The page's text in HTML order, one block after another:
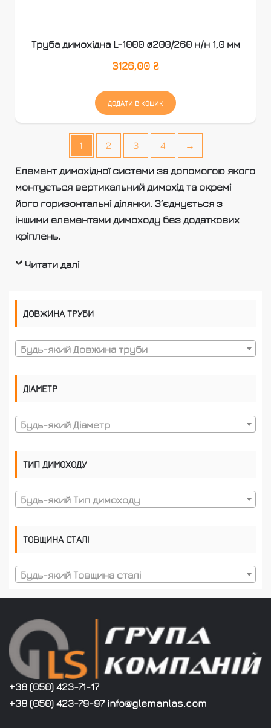
Труба димохідна L-1000 ø200/260 н/н 1,0 мм
3126,00 ₴
ДОДАТИ В КОШИК
1 2 3 4 →
Елемент димохідної системи за допомогою якого
монтується вертикальний димохід та окремі
його горизонтальні ділянки. З’єднується з
іншими елементами димоходу без додаткових
кріплень.
Читати далі
ДОВЖИНА ТРУБИ
Будь-який Довжина труби
ДІАМЕТР
Будь-який Діаметр
ТИП ДИМОХОДУ
Будь-який Тип димоходу
ТОВЩИНА СТАЛІ
Будь-який Товщина сталі
+38 (050) 423-71-17
+38 (050) 423-79-97 info@glemanlas.com